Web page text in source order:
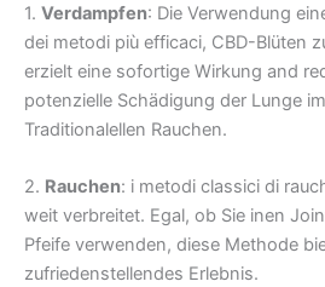
1. Verdampfen: Die Verwendung
dei metodi più efficaci, CBD-Blüten
erzielt eine sofortige Wirkung and
potenzielle Schädigung der Lunge
Traditionalellen Rauchen.
2. Rauchen: i metodi classici di
weit verbreitet. Egal, ob Sie inen
Pfeife verwenden, diese Methode
zufriedenstellendes Erlebnis.